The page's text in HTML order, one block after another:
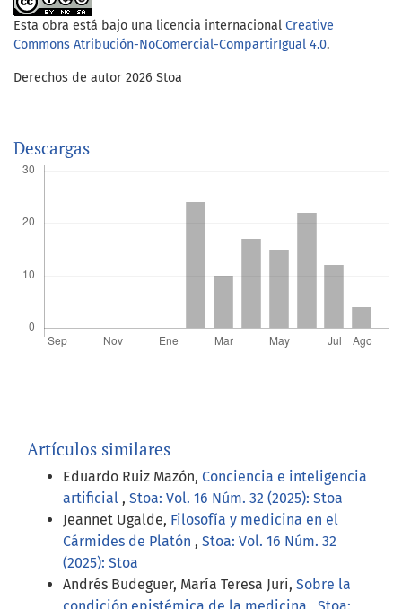
Esta obra está bajo una licencia internacional Creative
Commons Atribución-NoComercial-CompartirIgual 4.0.
Derechos de autor 2026 Stoa
Descargas
Artículos similares
Eduardo Ruiz Mazón, Conciencia e inteligencia
artificial , Stoa: Vol. 16 Núm. 32 (2025): Stoa
Jeannet Ugalde, Filosofía y medicina en el
Cármides de Platón , Stoa: Vol. 16 Núm. 32
(2025): Stoa
Andrés Budeguer, María Teresa Juri, Sobre la